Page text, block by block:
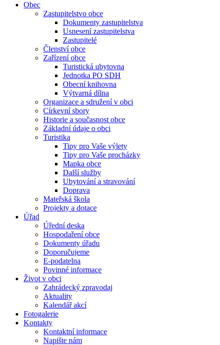
Obec
Zastupitelstvo obce
Dokumenty zastupitelstva
Usnesení zastupitelstva
Zastupitelé
Členství obce
Zařízení obce
Turistická ubytovna
Jednotka PO SDH
Obecní knihovna
Výtvarná dílna
Organizace a sdružení v obci
Církevní sbory
Historie a současnost obce
Základní údaje o obci
Turistika
Tipy pro Vaše výlety
Tipy pro Vaše procházky
Mapka obce
Další služby
Ubytování a stravování
Doprava
Mateřská škola
Projekty a dotace
Úřad
Úřední deska
Hospodaření obce
Dokumenty úřadu
Doporučujeme
E-podatelna
Povinné informace
Život v obci
Zahrádecký zpravodaj
Aktuality
Kalendář akcí
Fotogalerie
Kontakty
Kontaktní informace
Napište nám